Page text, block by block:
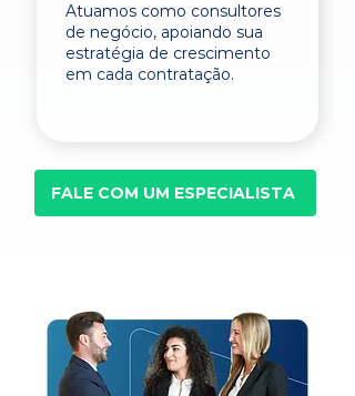
Atuamos como consultores
de negócio, apoiando sua
estratégia de crescimento
em cada contratação.
FALE COM UM ESPECIALISTA